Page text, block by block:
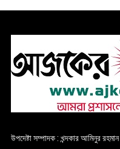
উপদেষ্টা সম্পাদক : খন্দকার আমিনুর রহমান